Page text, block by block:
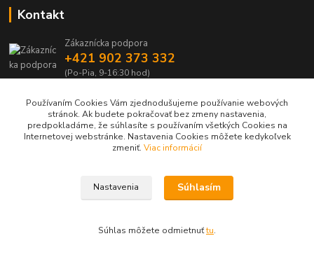
Kontakt
Zákaznícka podpora
+421 902 373 332
(Po-Pia, 9-16:30 hod)
vybava@dobraci.sk
Sledujte nás, inšpirujte ostatných a zdieľajte Vašu radosť z nákupu a
lásku pre hasičinu s hashtagom
#som_dobrak_
Používaním Cookies Vám zjednodušujeme používanie webových
stránok. Ak budete pokračovať bez zmeny nastavenia,
predpokladáme, že súhlasíte s používaním všetkých Cookies na
Internetovej webstránke. Nastavenia Cookies môžete kedykoľvek
zmeniť. Viac informácií
Nastavenia Súhlasím
Súhlas môžete odmietnuťtu.